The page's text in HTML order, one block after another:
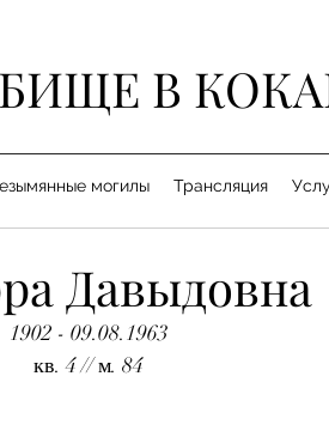
В
могилы Трансляция
Давыдовна
1902 - 09.08.1963
кв. 4 // м. 84